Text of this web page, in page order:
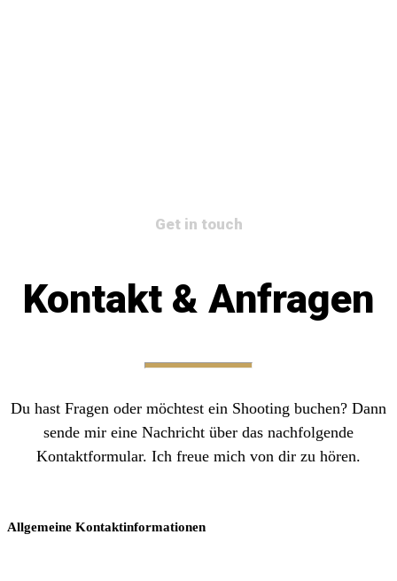
Get in touch
Kontakt & Anfragen
Du hast Fragen oder möchtest ein Shooting buchen? Dann
sende mir eine Nachricht über das nachfolgende
Kontaktformular. Ich freue mich von dir zu hören.
Allgemeine Kontaktinformationen